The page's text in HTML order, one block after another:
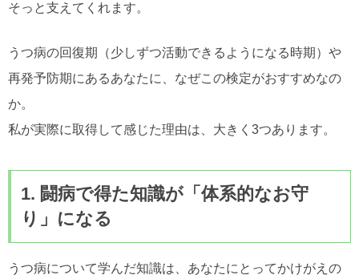
そっと支えてくれます。
うつ病の回復期（少しずつ活動できるようになる時期）や
再発予防期にあるあなたに、なぜこの検定がおすすめなの
か。
私が実際に取得して感じた理由は、大きく3つあります。
1. 闘病で得た知識が「体系的なお守
り」になる
うつ病について学んだ知識は、あなたにとってかけがえの